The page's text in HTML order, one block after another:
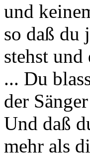
und
so daß du
stehst und
... Du
der
Und daß
mehr als